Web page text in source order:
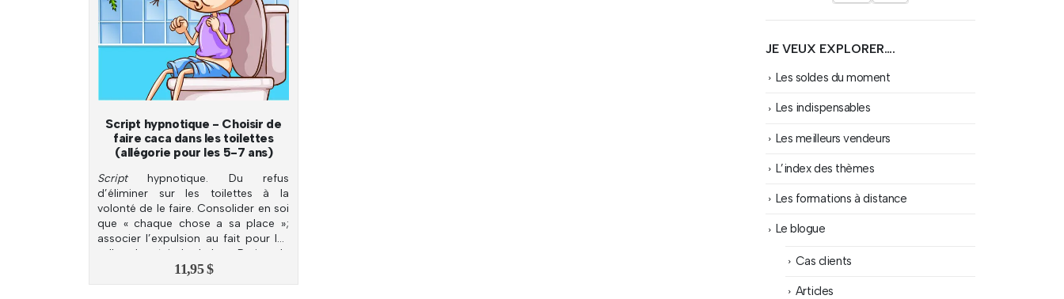
Script hypnotique - Choisir de
faire caca dans les toilettes
(allégorie pour les 5-7 ans)
Scripthypnotique. Du refus
d’éliminer sur les toilettes à la
volonté de le faire. Consolider en soi
que « chaque chose a sa place »;
associer l’expulsion au fait pour les
selles de rejoindre la leur. Retirer du
plaisir d’utiliser les toilettes.
11,95$
JE VEUX EXPLORER….
Les soldes du moment
Les indispensables
Les meilleurs vendeurs
L’index des thèmes
Les formations à distance
Le blogue
Cas clients
Articles